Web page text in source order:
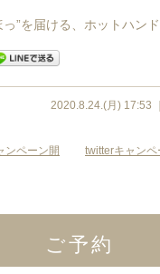
”を届ける、ホットハンド
2020.8.24.(月) 17:53
ンペーン開
twitterキャンペ
ご予約